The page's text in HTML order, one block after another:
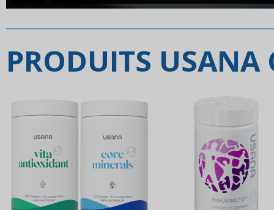
PRODUITS USANA